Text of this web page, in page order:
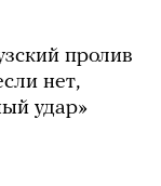
пролив
нет,
удар»